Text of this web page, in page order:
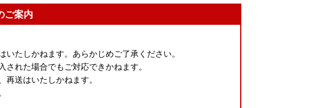
ご案内
たしかねます。あらかじめご了承ください。
れた場合でもご対応できかねます。
再送はいたしかねます。